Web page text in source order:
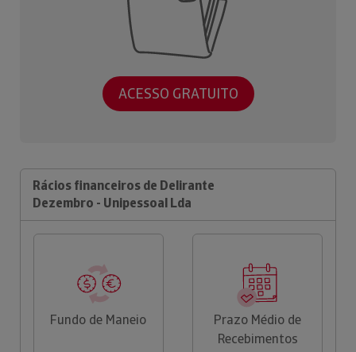
ACESSO GRATUITO
Rácios financeiros de Delirante
Dezembro - Unipessoal Lda
Fundo de Maneio
Prazo Médio de
Recebimentos